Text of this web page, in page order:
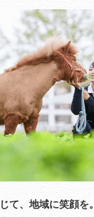
て、地域に笑顔を。